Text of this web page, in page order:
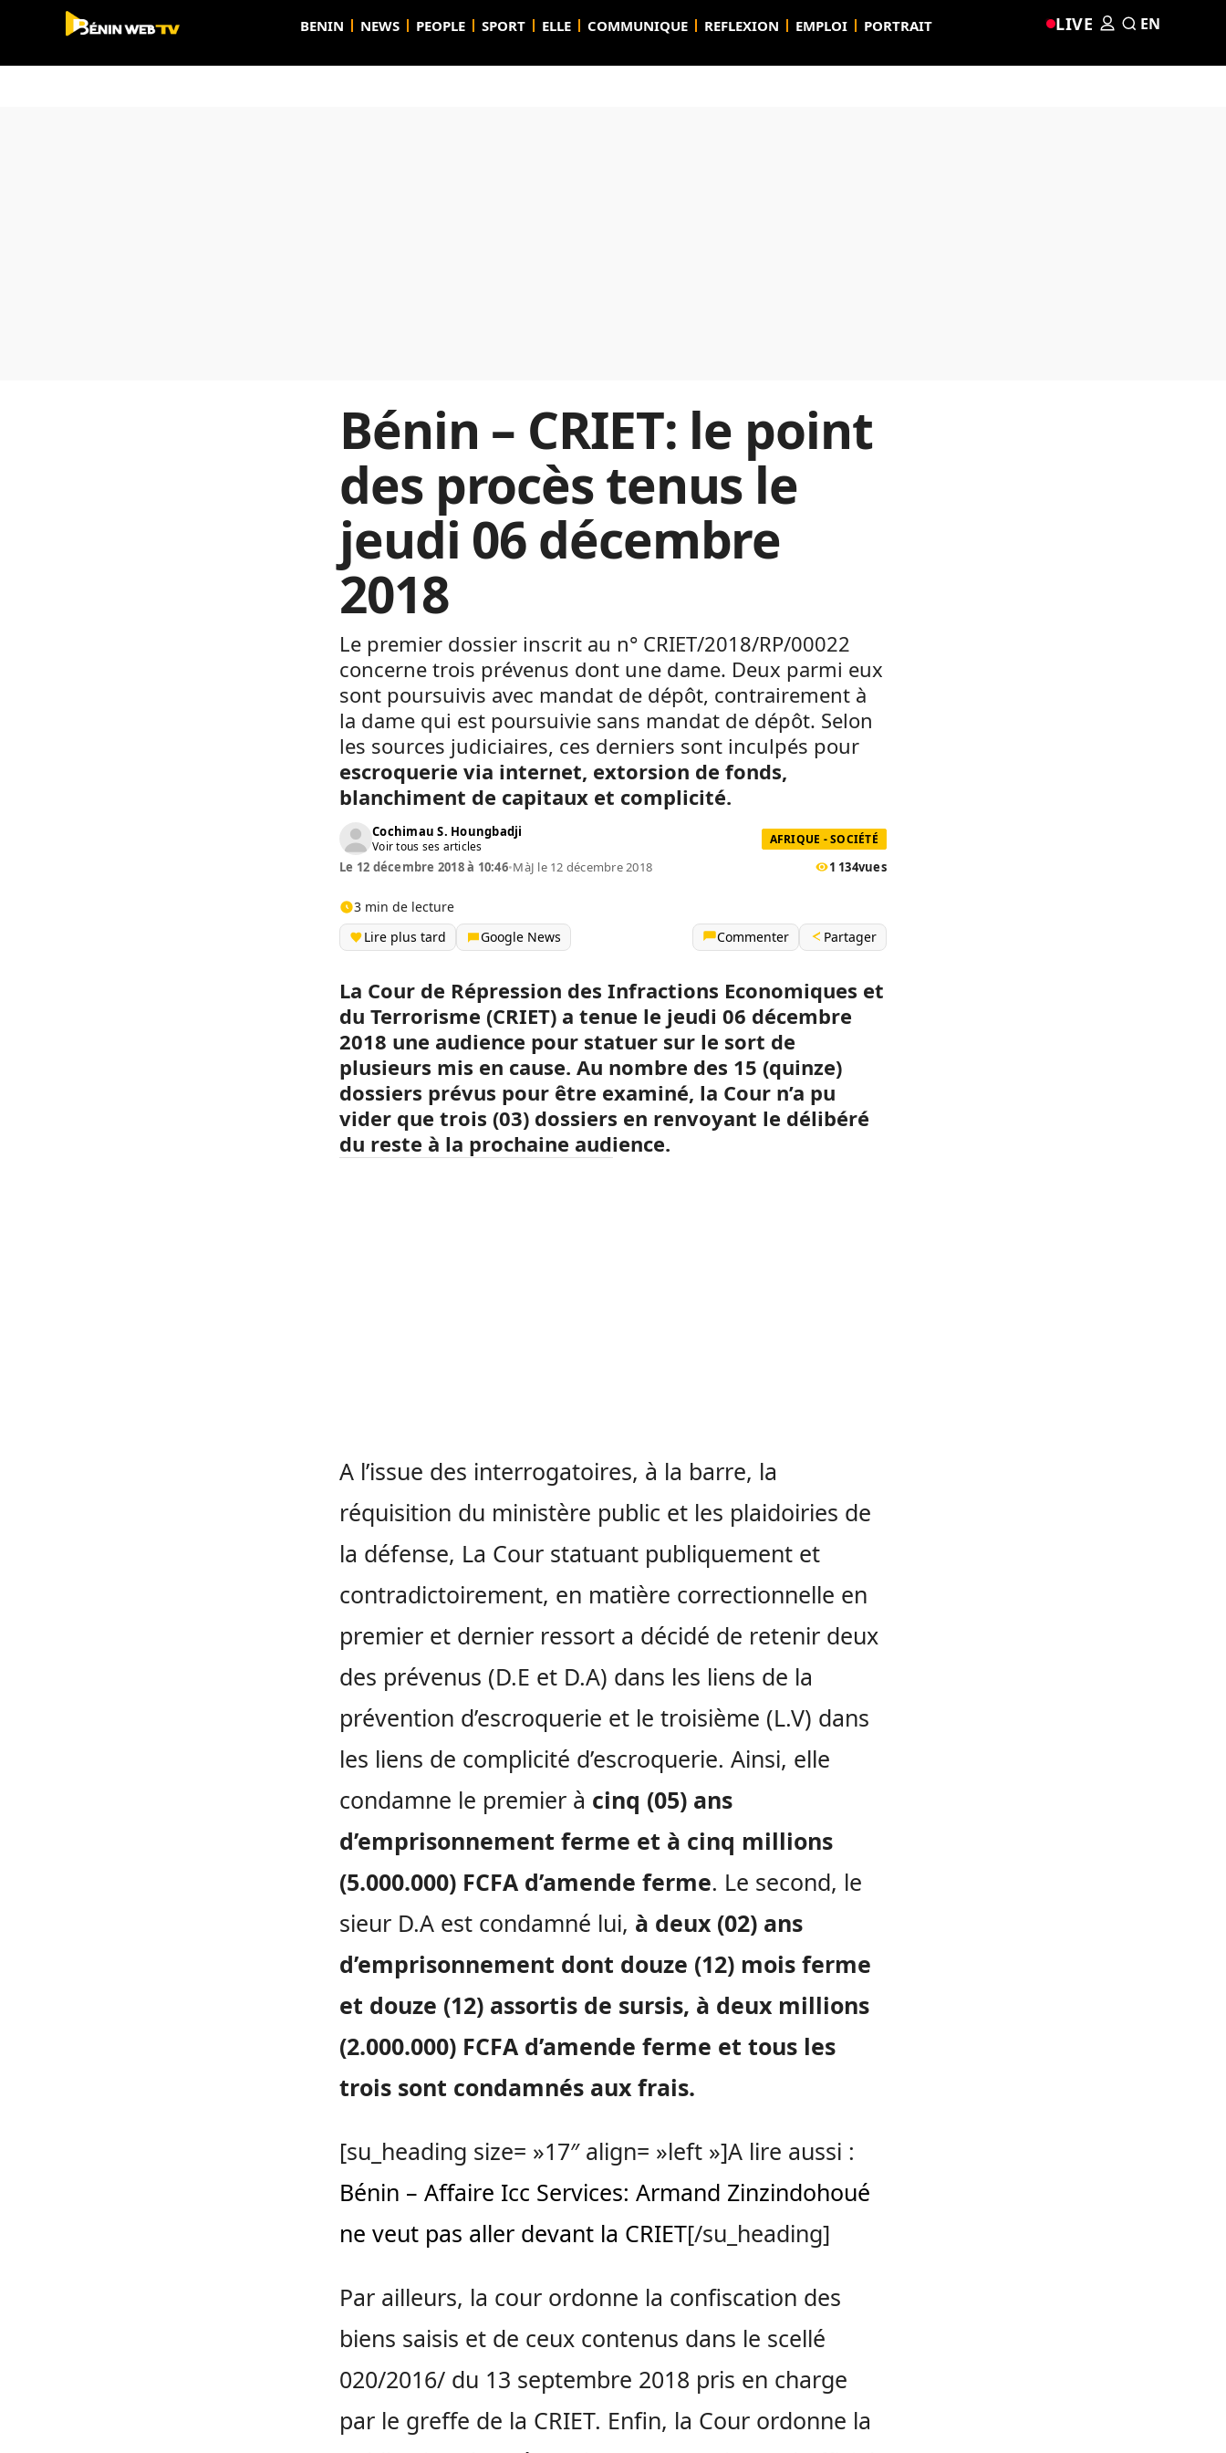
BENIN NEWS PEOPLE SPORT ELLE COMMUNIQUE REFLEXION EMPLOI PORTRAIT LIVE EN
Bénin – CRIET: le point
des procès tenus le
jeudi 06 décembre
2018
Le premier dossier inscrit au n° CRIET/2018/RP/00022
concerne trois prévenus dont une dame. Deux parmi eux
sont poursuivis avec mandat de dépôt, contrairement à
la dame qui est poursuivie sans mandat de dépôt. Selon
les sources judiciaires, ces derniers sont inculpés pour
escroquerie via internet, extorsion de fonds,
blanchiment de capitaux et complicité.
Cochimau S. Houngbadji
Voir tous ses articles AFRIQUE - SOCIÉTÉ
Le 12 décembre 2018 à 10:46•MàJ le 12 décembre 2018 1 134vues
3 min de lecture
Lire plus tard
Google News Commenter Partager
La Cour de Répression des Infractions Economiques et
du Terrorisme (CRIET) a tenue le jeudi 06 décembre
2018 une audience pour statuer sur le sort de
plusieurs mis en cause. Au nombre des 15 (quinze)
dossiers prévus pour être examiné, la Cour n’a pu
vider que trois (03) dossiers en renvoyant le délibéré
du reste à la prochaine audience.
A l’issue des interrogatoires, à la barre, la
réquisition du ministère public et les plaidoiries de
la défense, La Cour statuant publiquement et
contradictoirement, en matière correctionnelle en
premier et dernier ressort a décidé de retenir deux
des prévenus (D.E et D.A) dans les liens de la
prévention d’escroquerie et le troisième (L.V) dans
les liens de complicité d’escroquerie. Ainsi, elle
condamne le premier à cinq (05) ans
d’emprisonnement ferme et à cinq millions
(5.000.000) FCFA d’amende ferme. Le second, le
sieur D.A est condamné lui, à deux (02) ans
d’emprisonnement dont douze (12) mois ferme
et douze (12) assortis de sursis, à deux millions
(2.000.000) FCFA d’amende ferme et tous les
trois sont condamnés aux frais.
[su_heading size= »17″ align= »left »]A lire aussi :
Bénin – Affaire Icc Services: Armand Zinzindohoué
ne veut pas aller devant la CRIET[/su_heading]
Par ailleurs, la cour ordonne la confiscation des
biens saisis et de ceux contenus dans le scellé
020/2016/ du 13 septembre 2018 pris en charge
par le greffe de la CRIET. Enfin, la Cour ordonne la